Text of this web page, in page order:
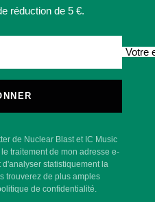
réduction de 5 €.
Votre
de Nuclear Blast et IC Music
traitement de mon adresse e-
statistiquement la
trouverez de plus amples
de confidentialité.